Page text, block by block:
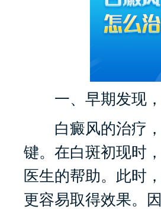
一、早期发现，
白癜风的治疗，
键。在白斑初现时
医生的帮助。此时
更容易取得效果。